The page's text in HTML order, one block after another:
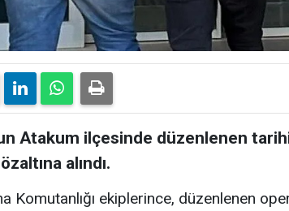
Atakum ilçesinde düzenlenen
alındı.
Komutanlığı ekiplerince, düzenlenen